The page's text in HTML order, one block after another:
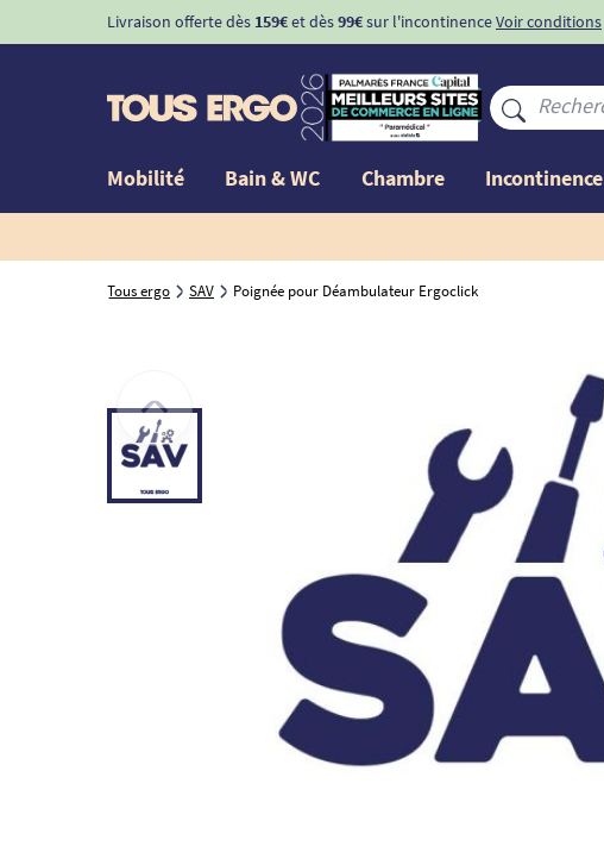
Livraison offerte dès 159€et dès99€sur l'incontinenceVoir conditions
Mobilité Bain & WC Chambre Incontinence
Tous ergo SAV Poignée pour Déambulateur Ergoclick